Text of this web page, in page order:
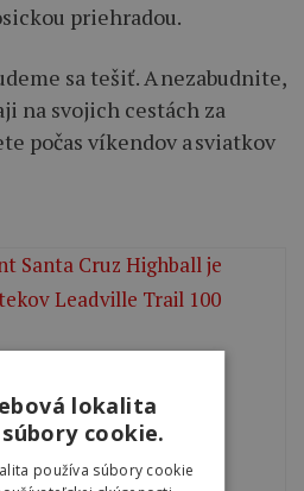
priehradou.
sa tešiť. A nezabudnite,
na svojich cestách za
počas víkendov a sviatkov
lokalita
cookie.
používa súbory cookie